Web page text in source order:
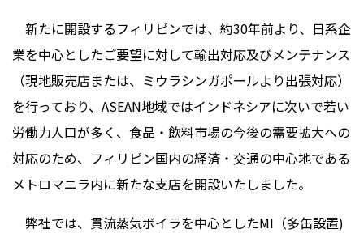
新たに開設するフィリピンでは、約30年前より、日系企
業を中心としたご要望に対して輸出対応及びメンテナンス
（現地販売店または、ミウラシンガポールより出張対応）
を行っており、ASEAN地域ではインドネシアに次いで若い
労働力人口が多く、食品・飲料市場の今後の需要拡大への
対応のため、フィリピン国内の経済・交通の中心地である
メトロマニラ内に新たな支店を開設いたしました。
弊社では、貫流蒸気ボイラを中心としたMI（多缶設置)